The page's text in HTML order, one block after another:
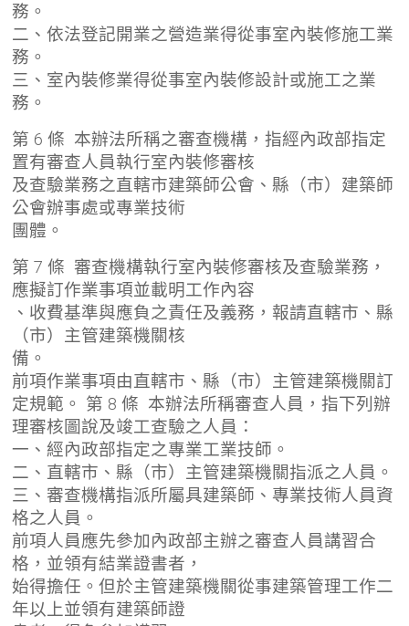
務。
二、依法登記開業之營造業得從事室內裝修施工業
務。
三、室內裝修業得從事室內裝修設計或施工之業
務。
第 6 條 本辦法所稱之審查機構，指經內政部指定
置有審查人員執行室內裝修審核
及查驗業務之直轄市建築師公會、縣（市）建築師
公會辦事處或專業技術
團體。
第 7 條 審查機構執行室內裝修審核及查驗業務，
應擬訂作業事項並載明工作內容
、收費基準與應負之責任及義務，報請直轄市、縣
（市）主管建築機關核
備。
前項作業事項由直轄市、縣（市）主管建築機關訂
定規範。 第 8 條 本辦法所稱審查人員，指下列辦
理審核圖說及竣工查驗之人員：
一、經內政部指定之專業工業技師。
二、直轄市、縣（市）主管建築機關指派之人員。
三、審查機構指派所屬具建築師、專業技術人員資
格之人員。
前項人員應先參加內政部主辦之審查人員講習合
格，並領有結業證書者，
始得擔任。但於主管建築機關從事建築管理工作二
年以上並領有建築師證